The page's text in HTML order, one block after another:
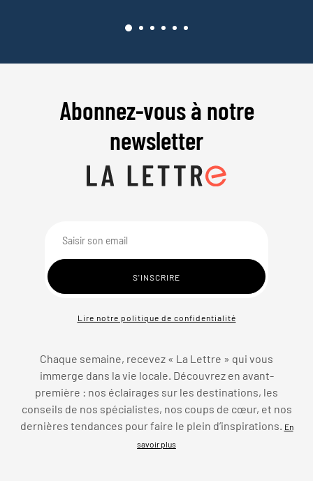
Abonnez-vous à notre
newsletter
Lire notre politique de confidentialité
Chaque semaine, recevez « La Lettre » qui vous
immerge dans la vie locale. Découvrez en avant-
première : nos éclairages sur les destinations, les
conseils de nos spécialistes, nos coups de cœur, et nos
dernières tendances pour faire le plein d’inspirations.
En
savoir plus